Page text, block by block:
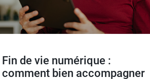
Fin de vie numérique :
comment bien accompagner